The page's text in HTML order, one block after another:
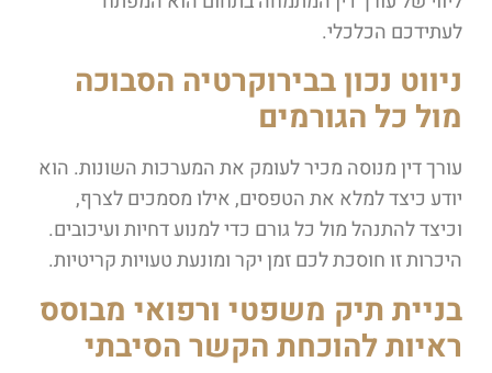
לעתידכם הכלכלי.
ניווט נכון בבירוקרטיה הסבוכה
מול כל הגורמים
עורך דין מנוסה מכיר לעומק את המערכות השונות. הוא
יודע כיצד למלא את הטפסים, אילו מסמכים לצרף,
וכיצד להתנהל מול כל גורם כדי למנוע דחיות ועיכובים.
היכרות זו חוסכת לכם זמן יקר ומונעת טעויות קריטיות.
בניית תיק משפטי ורפואי מבוסס
ראיות להוכחת הקשר הסיבתי